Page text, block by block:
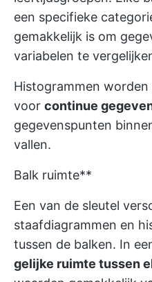
een specifieke
gemakkelijk is om
variabelen te
Histogrammen
voor continue
gegevenspunten
vallen.
Balk ruimte**
Een van de sleutel
staafdiagrammen en
tussen de balken. In
gelijke ruimte tussen